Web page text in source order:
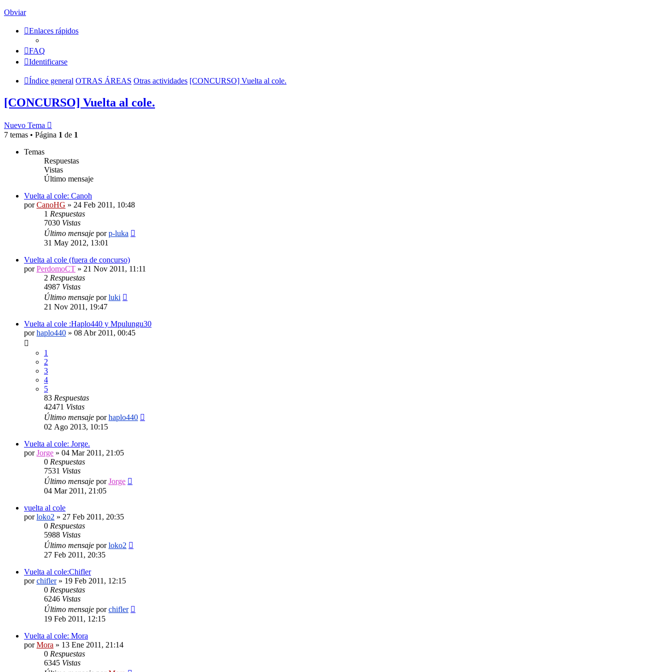
Obviar
Enlaces rápidos
FAQ
Identificarse
Índice general OTRAS ÁREAS Otras actividades [CONCURSO] Vuelta al cole.
[CONCURSO] Vuelta al cole.
Nuevo Tema
7 temas • Página 1 de 1
Temas
Respuestas
Vistas
Último mensaje
Vuelta al cole: Canoh
porCanoHG » 24 Feb 2011, 10:48
1 Respuestas
7030 Vistas
Último mensaje porp-luka
31 May 2012, 13:01
Vuelta al cole (fuera de concurso)
porPerdomoCT » 21 Nov 2011, 11:11
2 Respuestas
4987 Vistas
Último mensaje porluki
21 Nov 2011, 19:47
Vuelta al cole :Haplo440 y Mpulungu30
porhaplo440 » 08 Abr 2011, 00:45
1
2
3
4
5
83 Respuestas
42471 Vistas
Último mensaje porhaplo440
02 Ago 2013, 10:15
Vuelta al cole: Jorge.
porJorge » 04 Mar 2011, 21:05
0 Respuestas
7531 Vistas
Último mensaje porJorge
04 Mar 2011, 21:05
vuelta al cole
porloko2 » 27 Feb 2011, 20:35
0 Respuestas
5988 Vistas
Último mensaje porloko2
27 Feb 2011, 20:35
Vuelta al cole:Chifler
porchifler» 19 Feb 2011, 12:15
0 Respuestas
6246 Vistas
Último mensaje porchifler
19 Feb 2011, 12:15
Vuelta al cole: Mora
porMora » 13 Ene 2011, 21:14
0 Respuestas
6345 Vistas